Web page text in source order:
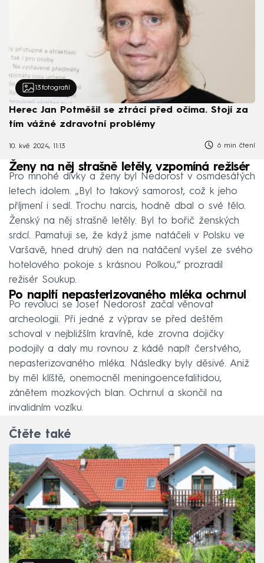
13 fotografií
Herec Jan Potměšil se ztrácí před očima. Stojí za
tím vážné zdravotní problémy
10. kvě 2024, 11:13 6 min čtení
Ženy na něj strašně letěly, vzpomíná režisér
Pro mnohé dívky a ženy byl Nedorost v osmdesátých
letech idolem. „Byl to takový samorost, což k jeho
příjmení i sedí. Trochu narcis, hodně dbal o své tělo.
Ženský na něj strašně letěly. Byl to bořič ženských
srdcí. Pamatuji se, že když jsme natáčeli v Polsku ve
Varšavě, hned druhý den na natáčení vyšel ze svého
hotelového pokoje s krásnou Polkou,“ prozradil
režisér Soukup.
Po napití nepasterizovaného mléka ochrnul
Po revoluci se Josef Nedorost začal věnovat
archeologii. Při jedné z výprav se před deštěm
schoval v nejbližším kravíně, kde zrovna dojičky
podojily a daly mu rovnou z kádě napít čerstvého,
nepasterizovaného mléka. Následky byly děsivé. Aniž
by měl klíště, onemocněl meningoencefalitidou,
zánětem mozkových blan. Ochrnul a skončil na
invalidním vozíku.
Čtěte také